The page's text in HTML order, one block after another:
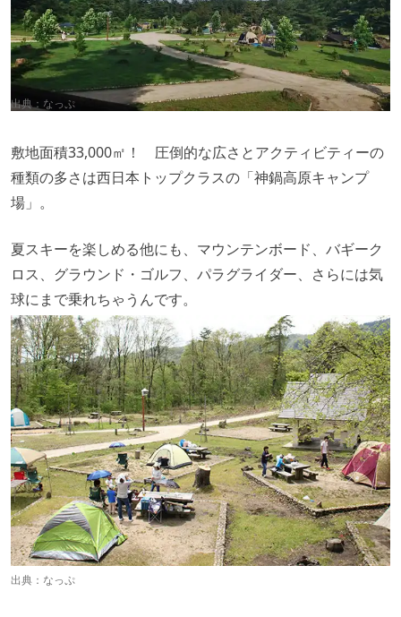
出典： なっぷ
敷地面積33,000㎡！ 圧倒的な広さとアクティビティーの
種類の多さは西日本トップクラスの「神鍋高原キャンプ
場」。
夏スキーを楽しめる他にも、マウンテンボード、バギーク
ロス、グラウンド・ゴルフ、パラグライダー、さらには気
球にまで乗れちゃうんです。
出典： なっぷ